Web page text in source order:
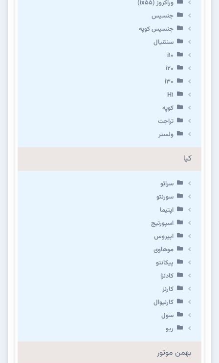
وراکروز (ix55)
جنسیس
جنسیس کوپه
سنتنیال
i10
i20
i30
H1
کوپه
تراجت
ولستر
کیا
سراتو
سورنتو
اپتیما
اسپورتیج
اپیروس
موهاوی
پیکانتو
کادنزا
کارنز
کارنیوال
سول
ریو
بهمن موتور